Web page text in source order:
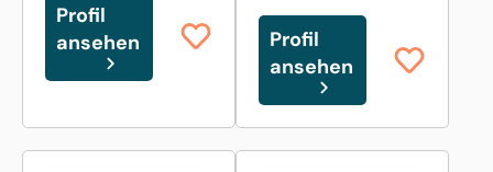
Profil
ansehen
Profil
ansehen